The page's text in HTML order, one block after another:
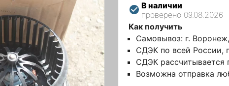
В наличии
проверено 09.08.2026
Как получить
Самовывоз: г.
СДЭК по всей России,
СДЭК рассчитывается
Возможна отправка